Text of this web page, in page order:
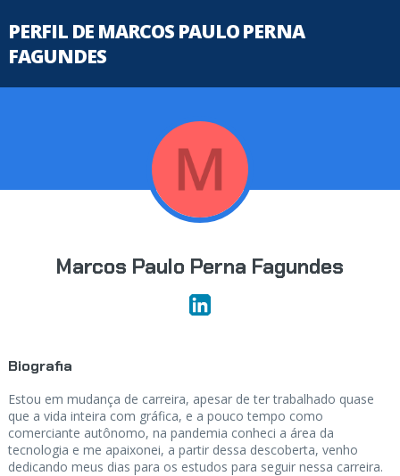
PERFIL DE MARCOS PAULO PERNA
FAGUNDES
Marcos Paulo Perna Fagundes
Biografia
Estou em mudança de carreira, apesar de ter trabalhado quase
que a vida inteira com gráfica, e a pouco tempo como
comerciante autônomo, na pandemia conheci a área da
tecnologia e me apaixonei, a partir dessa descoberta, venho
dedicando meus dias para os estudos para seguir nessa carreira.